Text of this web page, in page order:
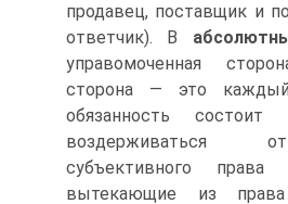
продавец, поставщик и
ответчик). В
управомоченная
сторона — это
обязанность
воздерживаться
субъективного права
вытекающие из права